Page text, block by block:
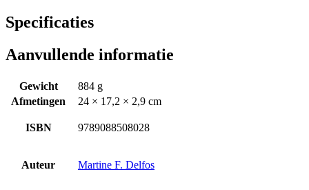
Specificaties
Aanvullende informatie
Gewicht
884 g
Afmetingen
24 × 17,2 × 2,9 cm
ISBN 9789088508028
Auteur Martine F. Delfos